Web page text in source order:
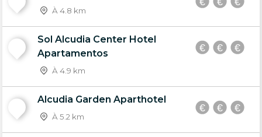
À 4.8 km
Sol Alcudia Center Hotel
Apartamentos
À 4.9 km
Alcudia Garden Aparthotel
À 5.2 km